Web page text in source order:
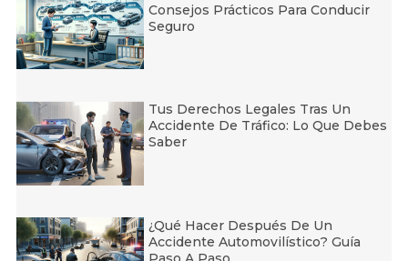
Consejos Prácticos Para Conducir
Seguro
Tus Derechos Legales Tras Un
Accidente De Tráfico: Lo Que Debes
Saber
¿Qué Hacer Después De Un
Accidente Automovilístico? Guía